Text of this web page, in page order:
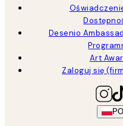
Desenio
Art
Zaloguj się